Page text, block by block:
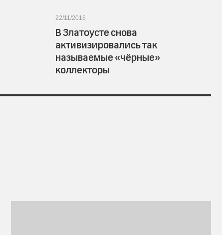
22/11/2016
В Златоусте снова
активизировались так
называемые «чёрные»
коллекторы